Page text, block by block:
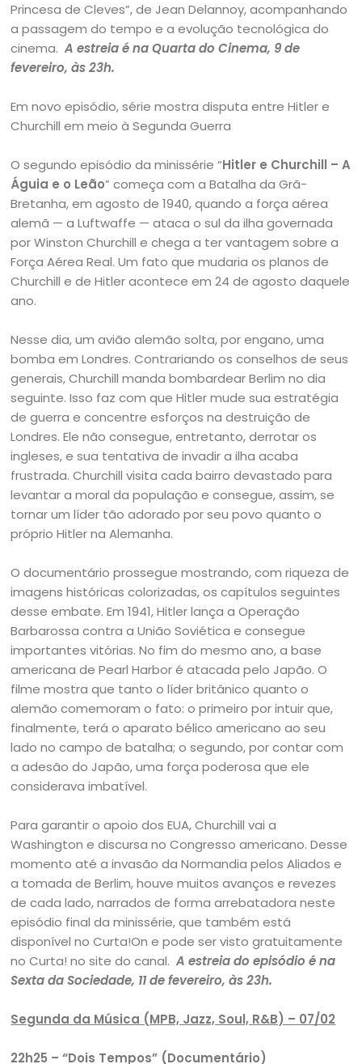
Princesa de Cleves”, de Jean Delannoy, acompanhando
a passagem do tempo e a evolução tecnológica do
cinema.A estreia é na Quarta do Cinema, 9 de
fevereiro, às 23h.
Em novo episódio, série mostra disputa entre Hitler e
Churchill em meio à Segunda Guerra
O segundo episódio da minissérie “Hitler e Churchill – A
Águia e o Leão” começa com a Batalha da Grã-
Bretanha, em agosto de 1940, quando a força aérea
alemã — a Luftwaffe — ataca o sul da ilha governada
por Winston Churchill e chega a ter vantagem sobre a
Força Aérea Real. Um fato que mudaria os planos de
Churchill e de Hitler acontece em 24 de agosto daquele
ano.
Nesse dia, um avião alemão solta, por engano, uma
bomba em Londres. Contrariando os conselhos de seus
generais, Churchill manda bombardear Berlim no dia
seguinte. Isso faz com que Hitler mude sua estratégia
de guerra e concentre esforços na destruição de
Londres. Ele não consegue, entretanto, derrotar os
ingleses, e sua tentativa de invadir a ilha acaba
frustrada. Churchill visita cada bairro devastado para
levantar a moral da população e consegue, assim, se
tornar um líder tão adorado por seu povo quanto o
próprio Hitler na Alemanha.
O documentário prossegue mostrando, com riqueza de
imagens históricas colorizadas, os capítulos seguintes
desse embate. Em 1941, Hitler lança a Operação
Barbarossa contra a União Soviética e consegue
importantes vitórias. No fim do mesmo ano, a base
americana de Pearl Harbor é atacada pelo Japão. O
filme mostra que tanto o líder britânico quanto o
alemão comemoram o fato: o primeiro por intuir que,
finalmente, terá o aparato bélico americano ao seu
lado no campo de batalha; o segundo, por contar com
a adesão do Japão, uma força poderosa que ele
considerava imbatível.
Para garantir o apoio dos EUA, Churchill vai a
Washington e discursa no Congresso americano. Desse
momento até a invasão da Normandia pelos Aliados e
a tomada de Berlim, houve muitos avanços e revezes
de cada lado, narrados de forma arrebatadora neste
episódio final da minissérie, que também está
disponível no Curta!On e pode ser visto gratuitamente
no Curta! no site do canal.A estreia do episódio é na
Sexta da Sociedade, 11 de fevereiro, às 23h.
Segunda da Música (MPB, Jazz, Soul, R&B) – 07/02
22h25 – “Dois Tempos” (Documentário)